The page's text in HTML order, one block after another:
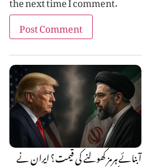
آبنائے ہرمز کھولنے کی قیمت؟ ایران نے